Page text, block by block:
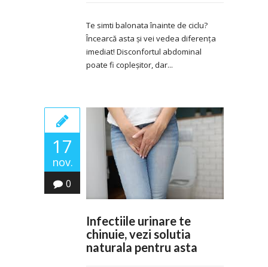
Te simti balonata înainte de ciclu?
Încearcă asta și vei vedea diferența
imediat! Disconfortul abdominal
poate fi copleșitor, dar...
17
nov.
0
Infectiile urinare te
chinuie, vezi solutia
naturala pentru asta